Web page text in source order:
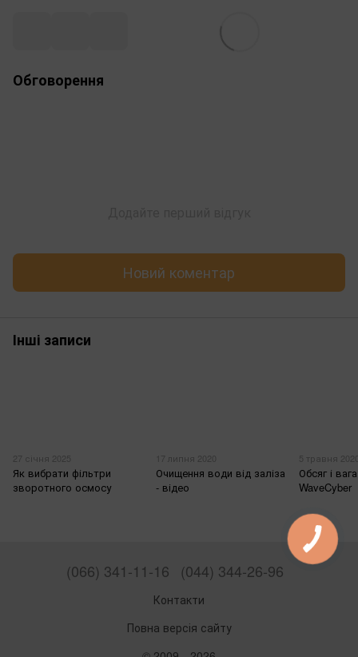
Обговорення
Новий коментар
Інші записи
27 січня 2025
Як вибрати фільтри
зворотного осмосу
17 липня 2020
Очищення води від заліза
- відео
5 травня
Обсяг і
WaveCyber
(066) 341-11-16 (044) 344-26-96
Контакти
Повна версія сайту